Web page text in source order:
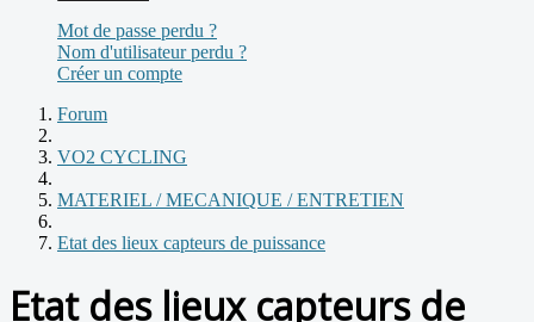
Mot de passe perdu ?
Nom d'utilisateur perdu ?
Créer un compte
Forum
VO2 CYCLING
MATERIEL / MECANIQUE / ENTRETIEN
Etat des lieux capteurs de puissance
Etat des lieux capteurs de